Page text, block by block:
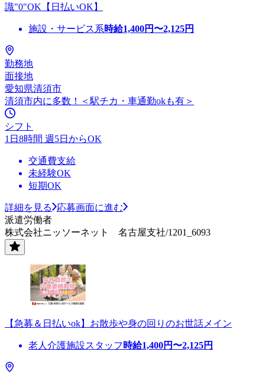
識"0"OK【日払いOK】
施設・サービス系時給1,400円〜2,125円
勤務地
面接地
愛知県清須市
清須市内に多数！＜駅チカ・車通勤okも有＞
シフト
1日8時間 週5日からOK
交通費支給
未経験OK
短期OK
詳細を見る
応募画面に進む
派遣労働者
株式会社ニッソーネット 名古屋支社/1201_6093
【急募＆日払いok】お散歩や身の回りのお世話メイン
老人介護施設スタッフ 時給1,400円〜2,125円